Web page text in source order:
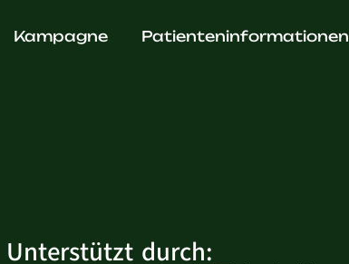
Kampagne Patienteninformationen
Unterstützt durch: